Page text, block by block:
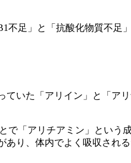
不足」と「抗酸化物質不足
いた「アリイン」と「ア
で「アリチアミン」という
あり、体内でよく吸収され